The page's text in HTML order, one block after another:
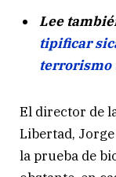
Lee
tipificar
terrorismo
El director de
Libertad,
la prueba de